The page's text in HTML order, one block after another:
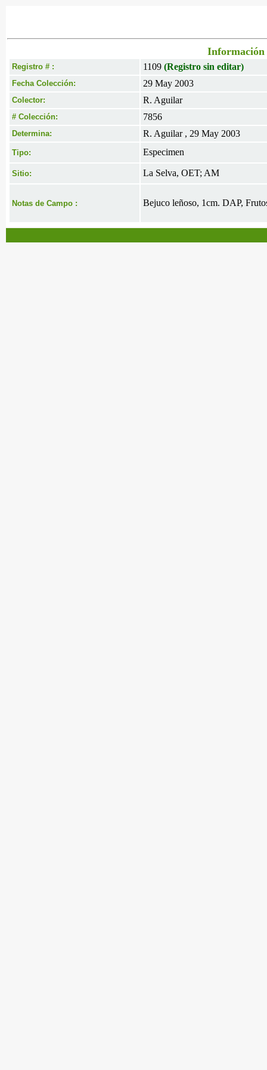
Información
Registro # : 1109 (Registro sin editar)
Fecha Colección: 29 May 2003
Colector: R. Aguilar
# Colección: 7856
Determina: R. Aguilar , 29 May 2003
Tipo: Especimen
Sitio: La Selva, OET; AM
Notas de Campo : Bejuco leñoso, 1cm. DAP,